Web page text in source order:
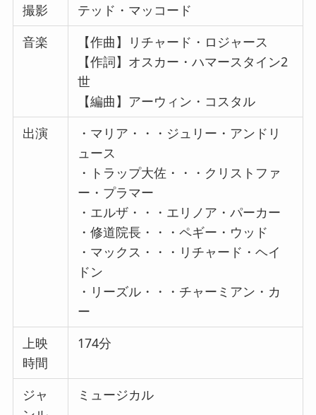
撮影
テッド・マッコード
音楽
【作曲】リチャード・ロジャース
【作詞】オスカー・ハマースタイン2
世
【編曲】アーウィン・コスタル
出演
・マリア・・・ジュリー・アンドリ
ュース
・トラップ大佐・・・クリストファ
ー・プラマー
・エルザ・・・エリノア・パーカー
・修道院長・・・ペギー・ウッド
・マックス・・・リチャード・ヘイ
ドン
・リーズル・・・チャーミアン・カ
ー
上映
時間
174分
ジャ
ミュージカル